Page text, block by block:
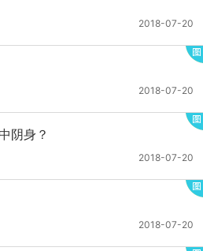
2018-07-20
2018-07-20
阴身？
2018-07-20
2018-07-20